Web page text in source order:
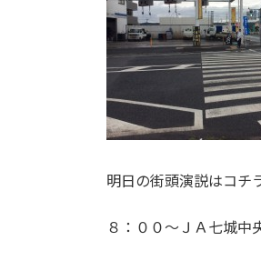
明日の街頭演説はコチ
８：００〜ＪＡ七城中